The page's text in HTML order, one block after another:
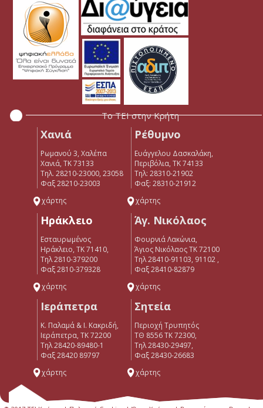
Το ΤΕΙ στην Κρήτη
Χανιά
Ρωμανού 3, Χαλέπα
Χανιά, ΤΚ 73133
Τηλ. 28210-23000, 23058
Φαξ 28210-23003
χάρτης
Ρέθυμνο
Ευάγγελου Δασκαλάκη,
Περιβόλια, ΤΚ 74133
Tηλ: 28310-21902
Φαξ: 28310-21912
χάρτης
Ηράκλειο
Εσταυρωμένος
Ηράκλειο, ΤΚ 71410,
Τηλ 2810-379200
Φαξ 2810-379328
χάρτης
Άγ. Νικόλαος
Φουρνιά Λακώνια,
Άγιος Νικόλαος ΤΚ 72100
Τηλ 28410-91103, 91102 ,
Φαξ 28410-82879
χάρτης
Ιεράπετρα
Κ. Παλαμά & Ι. Κακριδή,
Ιεράπετρα, ΤΚ 72200
Tηλ 28420-89480-1
Φαξ 28420 89797
χάρτης
Σητεία
Περιοχή Τρυπητός
ΤΘ 8556 ΤΚ 72300,
Τηλ 28430-29497,
Φαξ 28430-26683
χάρτης